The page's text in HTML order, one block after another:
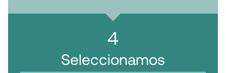
4
Seleccionamos